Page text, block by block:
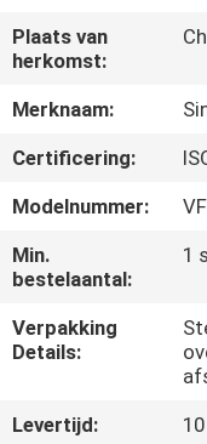
ONGEVEER
ONS
Plaats van
herkomst:
Merknaam:
Certificering:
Modelnummer:
Min.
bestelaantal:
1
Verpakking
Details:
Levertijd: